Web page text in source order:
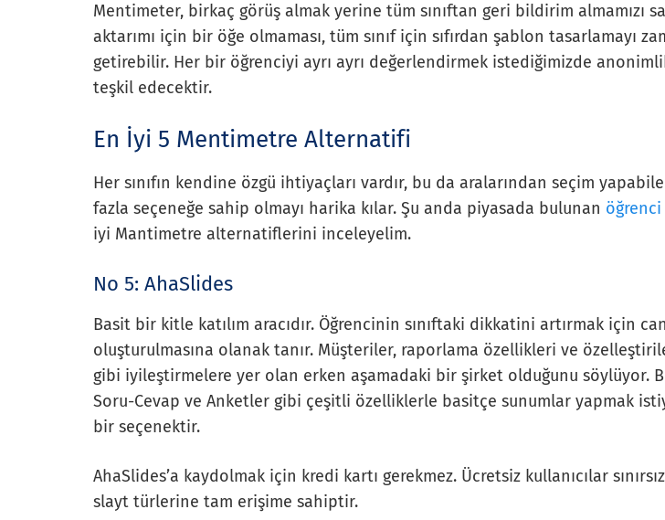
Mentimeter, birkaç görüş almak yerine tüm sınıftan geri bildirim almamızı
aktarımı için bir öğe olmaması, tüm sınıf için sıfırdan şablon tasarlamayı
getirebilir. Her bir öğrenciyi ayrı ayrı değerlendirmek istediğimizde
teşkil edecektir.
En İyi 5 Mentimetre Alternatifi
Her sınıfın kendine özgü ihtiyaçları vardır, bu da aralarından seçim
fazla seçeneğe sahip olmayı harika kılar. Şu anda piyasada bulunan öğrenci
iyi Mantimetre alternatiflerini inceleyelim.
No 5: AhaSlides
Basit bir kitle katılım aracıdır. Öğrencinin sınıftaki dikkatini artırmak için
oluşturulmasına olanak tanır. Müşteriler, raporlama özellikleri ve
gibi iyileştirmelere yer olan erken aşamadaki bir şirket olduğunu söylüyor.
Soru-Cevap ve Anketler gibi çeşitli özelliklerle basitçe sunumlar yapmak
bir seçenektir.
AhaSlides’a kaydolmak için kredi kartı gerekmez. Ücretsiz kullanıcılar
slayt türlerine tam erişime sahiptir.